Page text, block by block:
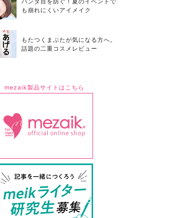
も崩れにくいアイメイク
もたつくまぶたが気になる方へ。
話題の二重コスメレビュー
mezaik製品サイトはこちら